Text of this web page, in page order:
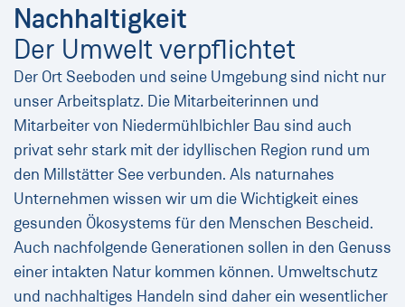
Nachhaltigkeit
Der Umwelt verpflichtet
Der Ort Seeboden und seine Umgebung sind nicht nur
unser Arbeitsplatz. Die Mitarbeiterinnen und
Mitarbeiter von Niedermühlbichler Bau sind auch
privat sehr stark mit der idyllischen Region rund um
den Millstätter See verbunden. Als naturnahes
Unternehmen wissen wir um die Wichtigkeit eines
gesunden Ökosystems für den Menschen Bescheid.
Auch nachfolgende Generationen sollen in den Genuss
einer intakten Natur kommen können. Umweltschutz
und nachhaltiges Handeln sind daher ein wesentlicher